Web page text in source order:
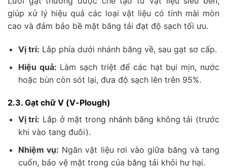
giúp xử lý hiệu quả các loại vật liệu có tính mài mòn
cao và đảm bảo bề mặt băng tải đạt độ sạch tối ưu.
Vị trí: Lắp phía dưới nhánh băng về, sau gạt sơ cấp.
Hiệu quả: Làm sạch triệt để các hạt bụi mịn, nước
hoặc bùn còn sót lại, đưa độ sạch lên trên 95%.
2.3. Gạt chữ V (V-Plough)
Vị trí: Lắp ở mặt trong nhánh băng không tải (trước
khi vào tang đuôi).
Nhiệm vụ: Ngăn vật liệu rơi vào giữa băng và tang
cuốn, bảo vệ mặt trong của băng tải khỏi hư hại.